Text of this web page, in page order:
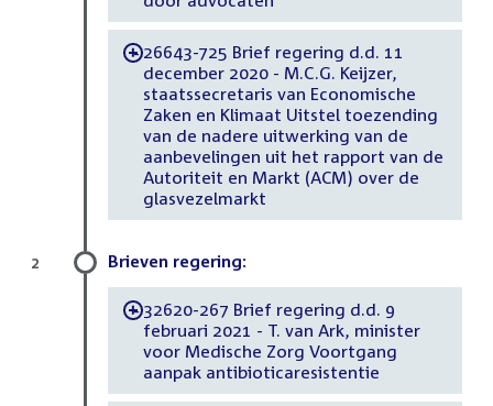
-26643-725 Brief regering d.d. 11
december 2020 - M.C.G. Keijzer,
staatssecretaris van Economische
Zaken en Klimaat Uitstel toezending
van de nadere uitwerking van de
aanbevelingen uit het rapport van de
Autoriteit en Markt (ACM) over de
glasvezelmarkt
Brieven regering:
-32620-267 Brief regering d.d. 9
februari 2021 - T. van Ark, minister
voor Medische Zorg Voortgang
aanpak antibioticaresistentie
2